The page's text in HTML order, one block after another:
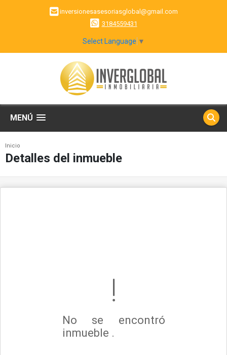
inversionesasesoriasglobal@gmail.com
3184559431
Select Language ▼
MENÚ
Inicio
Detalles del inmueble
No se encontró
inmueble .